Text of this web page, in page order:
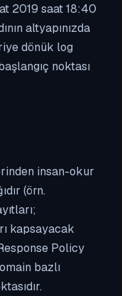
2019 saat 18:40
altyapınızda
dönük log
noktası
insan-okur
(örn.
kapsayacak
Policy
bazlı